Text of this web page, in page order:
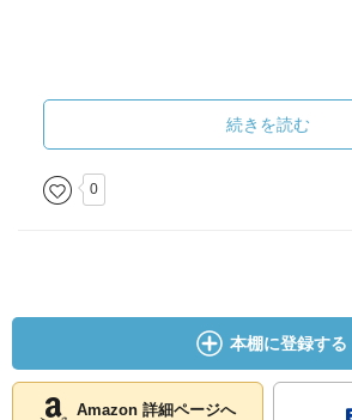
続きを読む
0
本棚に登録する
Amazon 詳細ページへ